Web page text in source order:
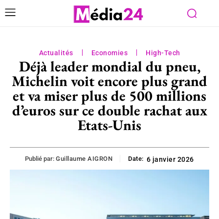
Actualités Economies High-Tech
Déjà leader mondial du pneu,
Michelin voit encore plus grand
et va miser plus de 500 millions
d’euros sur ce double rachat aux
Etats-Unis
Publié par: Guillaume AIGRON Date: 6 janvier 2026